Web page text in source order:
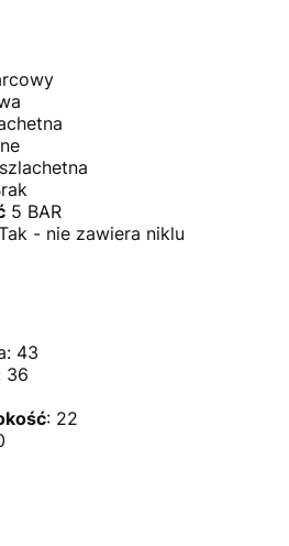
5 BAR
- nie zawiera niklu
43
36
: 22